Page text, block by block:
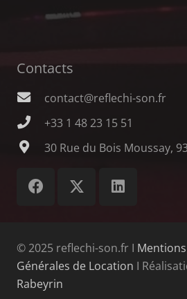
Contacts
contact@reflechi-son.fr
+33 1 48 23 15 51
30 Rue du Bois Moussay,
© 2025 reflechi-son.fr Ι
Générales de Location Ι
Rabeyrin